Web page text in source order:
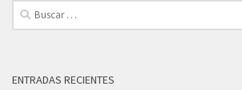
Buscar:
ENTRADAS RECIENTES